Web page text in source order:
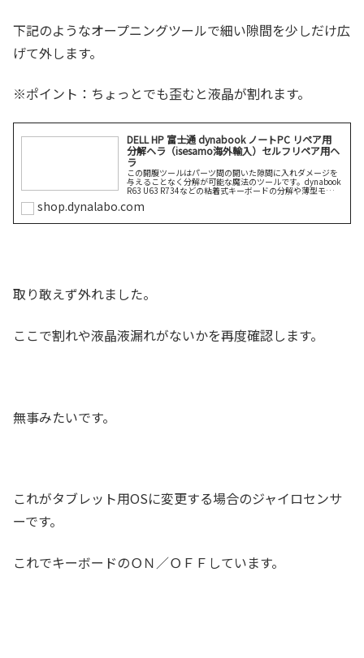
下記のようなオープニングツールで細い隙間を少しだけ広
げて外します。
※ポイント：ちょっとでも歪むと液晶が割れます。
DELL HP 富士通 dynabook ノートPC リペア用
分解ヘラ（isesamo海外輸入）セルフリペア用ヘ
ラ
この開腹ツールはパーツ間の開いた隙間に入れダメージを
与えることなく分解が可能な魔法のツールです。dynabook
R63 U63 R734などの粘着式キーボードの分解や薄型モバイ
です。こ続きを読む
shop.dynalabo.com
取り敢えず外れました。
ここで割れや液晶液漏れがないかを再度確認します。
無事みたいです。
これがタブレット用OSに変更する場合のジャイロセンサ
ーです。
これでキーボードのＯＮ／ＯＦＦしています。